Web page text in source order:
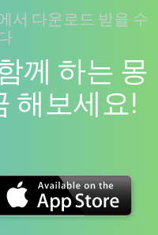
서 다운로드 받을 수
께 하는 몽
해보세요!